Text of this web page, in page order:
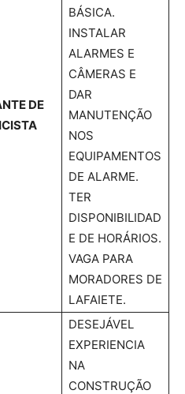
DE
BÁSICA.
INSTALAR
ALARMES E
CÂMERAS E
DAR
MANUTENÇÃO
NOS
EQUIPAMENTOS
DE ALARME.
TER
DISPONIBILIDAD
E DE HORÁRIOS.
VAGA PARA
MORADORES DE
LAFAIETE.
DESEJÁVEL
EXPERIENCIA
NA
CONSTRUÇÃO